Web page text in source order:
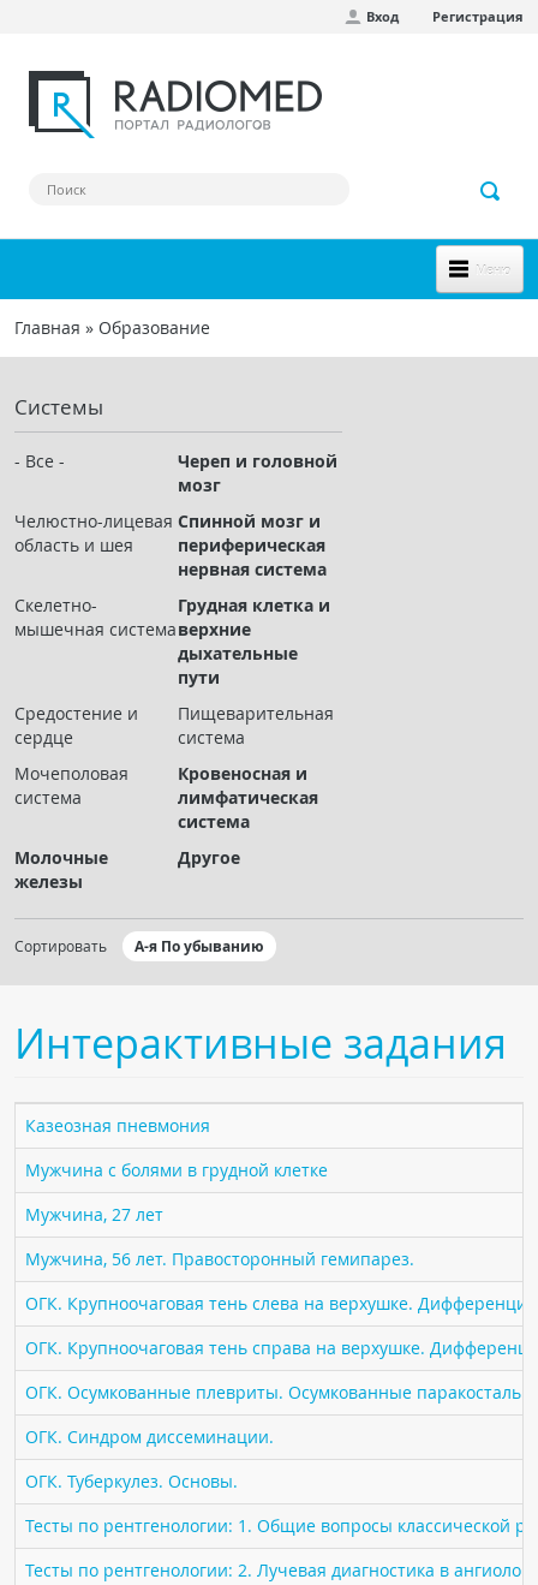
Вход Регистрация
Меню
НОВОЕ НА САЙТЕ
СООБЩЕСТВО
Клинические наблюдения
Чат RADIOMED
ОБРАЗОВАНИЕ
Интерактивные задания
Презентации
Журнал "Лучевая диагностика и терапия"
КНИЖНЫЙ МАГАЗИН
ПАЦИЕНТАМ
Где пройти обследование
Компьютерная томография (КТ)
Магнитно-резонансная томография (МРТ)
Спросить врача
ПОМОЩЬ
Вы здесь
Главная » Образование
Системы
- Все -
Череп и головной
мозг
Челюстно-лицевая
область и шея
Спинной мозг и
периферическая
нервная система
Скелетно-
мышечная система
Грудная клетка и
верхние
дыхательные
пути
Средостение и
сердце
Пищеварительная
система
Мочеполовая
система
Кровеносная и
лимфатическая
система
Молочные
железы
Другое
Сортировать А-я По убыванию
Интерактивные задания
Казеозная пневмония
Мужчина с болями в грудной клетке
Мужчина, 27 лет
Мужчина, 56 лет. Правосторонный гемипарез.
ОГК. Крупноочаговая тень слева на верхушке.
ОГК. Крупноочаговая тень справа на верхушке.
ОГК. Осумкованные плевриты. Осумкованные
ОГК. Синдром диссеминации.
ОГК. Туберкулез. Основы.
Тесты по рентгенологии: 1. Общие вопросы классической
Тесты по рентгенологии: 2. Лучевая диагностика в